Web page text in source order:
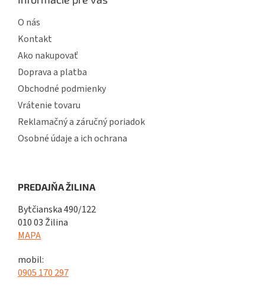
O nás
Kontakt
Ako nakupovať
Doprava a platba
Obchodné podmienky
Vrátenie tovaru
Reklamačný a záručný poriadok
Osobné údaje a ich ochrana
PREDAJŇA ŽILINA
Bytčianska 490/122
010 03 Žilina
MAPA
mobil:
0905 170 297